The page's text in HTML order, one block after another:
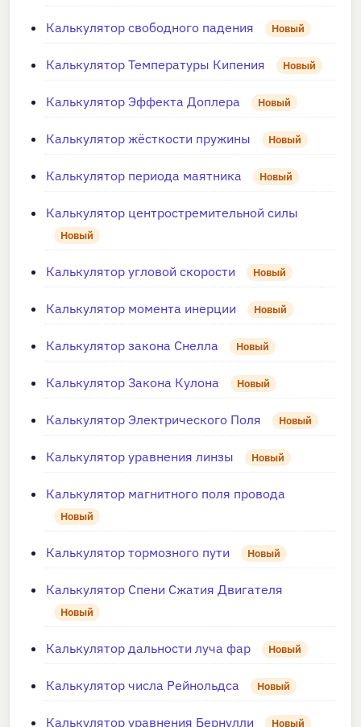
Калькулятор свободного падения Новый
Калькулятор Температуры Кипения Новый
Калькулятор Эффекта Доплера Новый
Калькулятор жёсткости пружины Новый
Калькулятор периода маятника Новый
Калькулятор центростремительной силы
Новый
Калькулятор угловой скорости Новый
Калькулятор момента инерции Новый
Калькулятор закона Снелла Новый
Калькулятор Закона Кулона Новый
Калькулятор Электрического Поля Новый
Калькулятор уравнения линзы Новый
Калькулятор магнитного поля провода
Новый
Калькулятор тормозного пути Новый
Калькулятор Спени Сжатия Двигателя
Новый
Калькулятор дальности луча фар Новый
Калькулятор числа Рейнольдса Новый
Калькулятор уравнения Бернулли Новый